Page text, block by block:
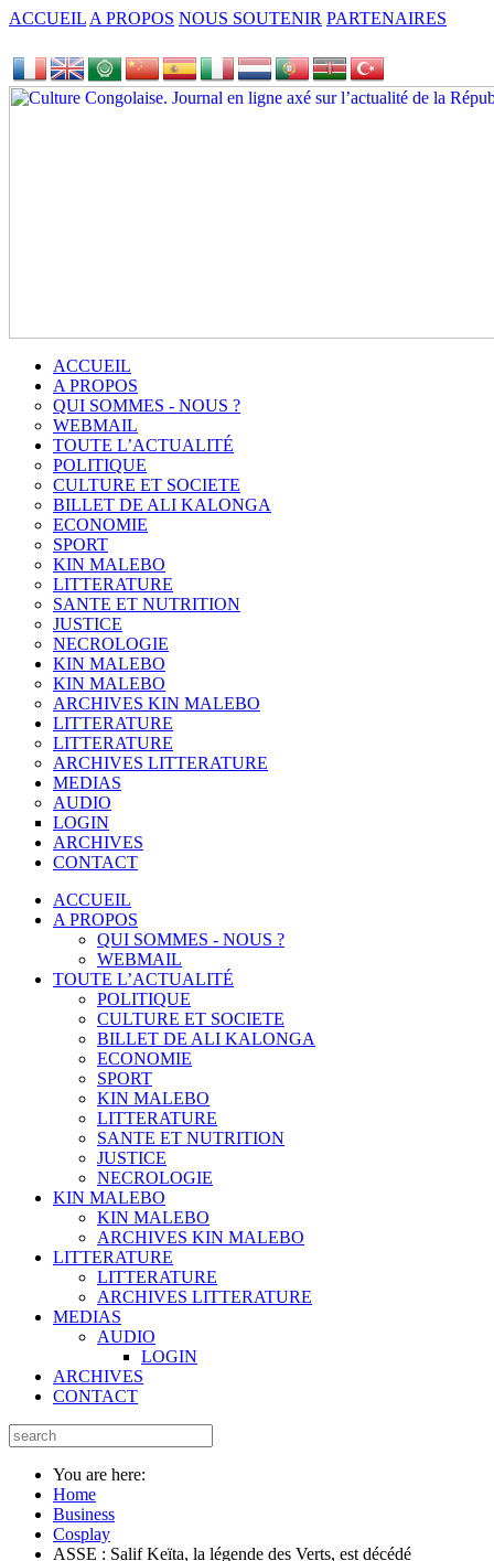
ACCUEIL A PROPOS NOUS SOUTENIR PARTENAIRES
ACCUEIL
A PROPOS
QUI SOMMES - NOUS ?
WEBMAIL
TOUTE L’ACTUALITÉ
POLITIQUE
CULTURE ET SOCIETE
BILLET DE ALI KALONGA
ECONOMIE
SPORT
KIN MALEBO
LITTERATURE
SANTE ET NUTRITION
JUSTICE
NECROLOGIE
KIN MALEBO
KIN MALEBO
ARCHIVES KIN MALEBO
LITTERATURE
LITTERATURE
ARCHIVES LITTERATURE
MEDIAS
AUDIO
LOGIN
ARCHIVES
CONTACT
ACCUEIL
A PROPOS
QUI SOMMES - NOUS ?
WEBMAIL
TOUTE L’ACTUALITÉ
POLITIQUE
CULTURE ET SOCIETE
BILLET DE ALI KALONGA
ECONOMIE
SPORT
KIN MALEBO
LITTERATURE
SANTE ET NUTRITION
JUSTICE
NECROLOGIE
KIN MALEBO
KIN MALEBO
ARCHIVES KIN MALEBO
LITTERATURE
LITTERATURE
ARCHIVES LITTERATURE
MEDIAS
AUDIO
LOGIN
ARCHIVES
CONTACT
You are here:
Home
Business
Cosplay
ASSE : Salif Keïta, la légende des Verts, est décédé